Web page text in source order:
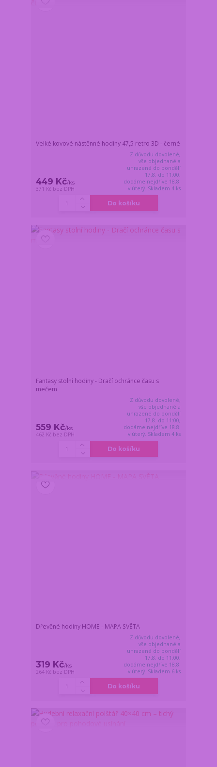
Velké kovové nástěnné hodiny 47,5 retro 3D - černé
449 Kč/ks
371 Kč bez DPH
Z důvodu dovolené,
vše objednané a
uhrazené do pondělí
17.8. do 11:00,
dodáme nejdříve 18.8.
v úterý. Skladem 4 ks
Do košíku
Fantasy stolní hodiny - Dračí ochránce času s
mečem
559 Kč/ks
462 Kč bez DPH
Z důvodu dovolené,
vše objednané a
uhrazené do pondělí
17.8. do 11:00,
dodáme nejdříve 18.8.
v úterý. Skladem 4 ks
Do košíku
Dřevěné hodiny HOME - MAPA SVĚTA
319 Kč/ks
264 Kč bez DPH
Z důvodu dovolené,
vše objednané a
uhrazené do pondělí
17.8. do 11:00,
dodáme nejdříve 18.8.
v úterý. Skladem 6 ks
Do košíku